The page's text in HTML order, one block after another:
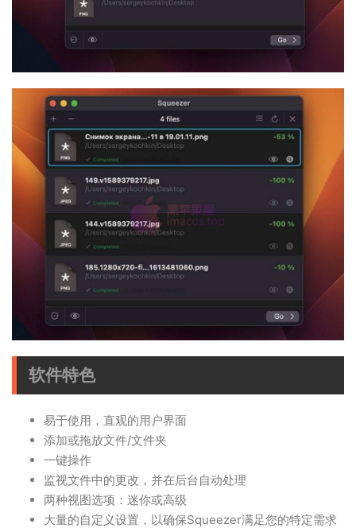
软件特色
易于使用，直观的用户界面
添加或拖放文件/文件夹
一键操作
监视文件中的更改，并在后台自动处理
两种视图选项：迷你或高级
大量的自定义设置，以确保Squeezer满足您的特定需求